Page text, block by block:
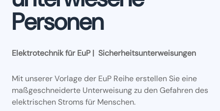
Personen
Elektrotechnik für EuP | Sicherheitsunterweisungen
Mit unserer Vorlage der EuP Reihe erstellen Sie eine
maßgeschneiderte Unterweisung zu den Gefahren des
elektrischen Stroms für Menschen.